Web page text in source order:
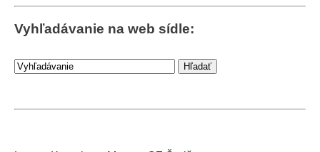
Vyhľadávanie na web sídle: